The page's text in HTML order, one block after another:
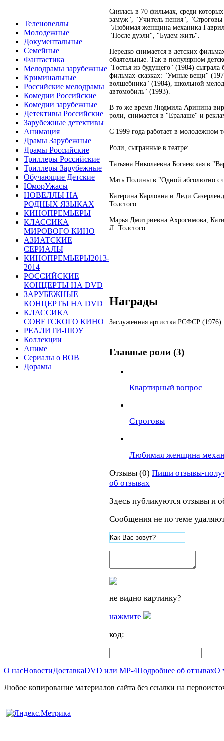
Теленовеллы
Молодежные
Документальные
Семейные
Фантастика
Мелодрамы зарубежные
Криминальные
Российские мелодрамы
Комедии Российские
Комедии зарубежные
Детективы Российские
Зарубежные детективы
Анимация
Драмы Зарубежные
Драмы Российские
Триллеры Российские
Триллеры Зарубежные
Обучающие Детские
ЮморУжасы
НОВЕЛЛЫ НА
РОДНЫХ ЯЗЫКАХ
КИНОПРЕМЬЕРЫ
КЛАССИКА
МИРОВОГО КИНО
АЗИАТСКИЕ
СЕРИАЛЫ
КИНОПРЕМЬЕРЫ2013-
2014
РОССИЙСКИЕ
КОНЦЕРТЫ НА DVD
ЗАРУБЕЖНЫЕ
КОНЦЕРТЫ НА DVD
КЛАССИКА
СОВЕТСКОГО КИНО
РЕАЛИТИ-ШОУ
Коллекции
Аниме
Сериалы о ВОВ
Дорамы
Снялась в 70 фильмах, среди
замуж", "Учитель пения",
"Любимая женщина механика
"После дуэли", "Будем жить".
Нередко снимается в детских
обаятельные. Так в популярном
"Гостья из будущего" (1984)
фильмах-сказках: "Умные вещи"
волшебника" (1984), школьной
автомобиль" (1993).
В то же время Людмила Аринина
роли, снимается в "Ералаше" и
С 1999 года работает в молодежном
Роли, сыгранные в театре:
Татьяна Николаевна Богаевская в
Мать Полины в "Одной абсолютно
Катерина Карловна и Леди
Толстого
Марья Дмитриевна Ахросимова,
Л. Толстого
Награды
Заслуженная артистка РСФСР (1976)
Главные роли (3)
Квартирный вопрос
Строговы
Любимая женщина
Отзывы (0) Пиши отзывы-
об отзывах
Здесь публикуются отзывы и
Сообщения не по теме
не видно картинку?
нажмите
код:
О насНовостиДоставкаDVD или MP-4Подробнее об отзывахО
Любое копирование материалов сайта без ссылки на